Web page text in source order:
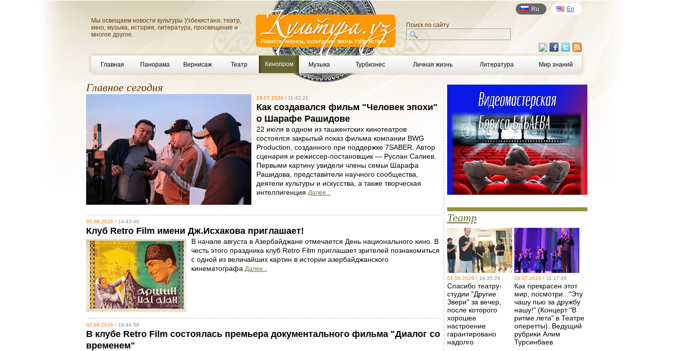
Мы освещаем новости культуры Узбекистана: театр,
кино, музыка, история, литература, просвещение и
многое другое.
Ru En
Поиск по сайту
Главная Панорама Вернисаж Театр Кинопром Музыка Турбизнес Личная жизнь Литература Мир знаний
Главное сегодня
29.07.2026 / 11:42:21
Как создавался фильм "Человек эпохи"
о Шарафе Рашидове
22 июля в одном из ташкентских кинотеатров
состоялся закрытый показ фильма компании BWG
Production, созданного при поддержке 7SABER. Автор
сценария и режиссер-постановщик — Руслан Салиев.
Первыми картину увидели члены семьи Шарафа
Рашидова, представители научного сообщества,
деятели культуры и искусства, а также творческая
интеллигенция Далее...
05.08.2026 / 14:43:48
Клуб Retro Film имени Дж.Исхакова приглашает!
В начале августа в Азербайджане отмечается День национального кино. В
честь этого праздника клуб Retro Film приглашает зрителей познакомиться
с одной из величайших картин в истории азербайджанского
кинематографа Далее...
02.08.2026 / 18:44:58
В клубе Retro Film состоялась премьера документального фильма "Диалог со
временем"
Театр
01.08.2026 / 18:35:29
Спасибо театру-
студии "Другие
Звери" за вечер,
после которого
хорошее
настроение
гарантировано
надолго
28.07.2026 / 11:17:46
Как прекрасен этот
мир, посмотри..."Эту
чашу пью за дружбу
нашу!" (Концерт "В
ритме лета" в Театре
оперетты). Ведущий
рубрики Алим
Турсинбаев